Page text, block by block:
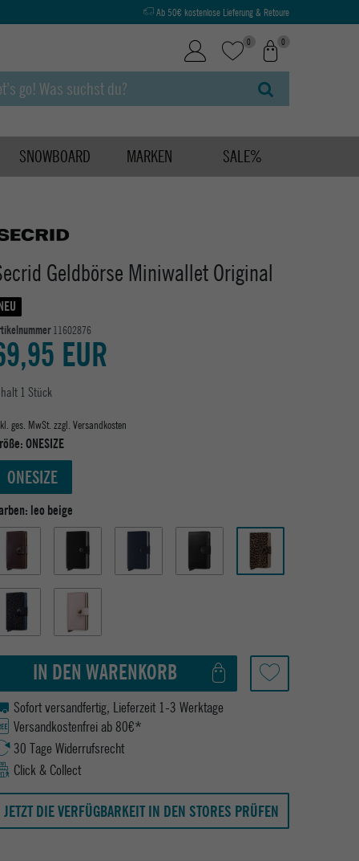
Ab 50€ kostenlose Lieferung & Retoure
0 0
SNOWBOARD MARKEN SALE%
Geldbörse Miniwallet Original
11602876
EUR
1 Stück
ges. MwSt. zzgl. Versandkosten
ONESIZE
ONESIZE
leo beige
IN DEN WARENKORB
Sofort versandfertig, Lieferzeit 1-3 Werktage
Versandkostenfrei ab 80€*
30 Tage Widerrufsrecht
Click & Collect
JETZT DIE VERFÜGBARKEIT IN DEN STORES PRÜFEN